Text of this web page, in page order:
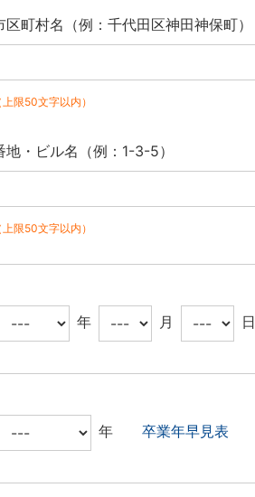
区町村名（例：千代田区神田神保町）
上限50文字以内）
地・ビル名（例：1-3-5）
上限50文字以内）
年 月 日
年 卒業年早見表